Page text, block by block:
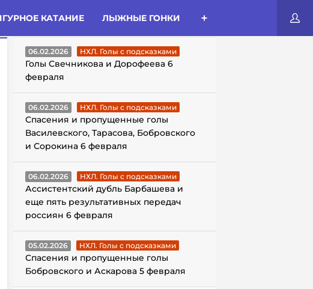
КАТАНИЕ ЛЫЖНЫЕ ГОНКИ
ГОЛЫ С ПОДСКАЗКАМИ
06.02.2026 НХЛ. Голы с подсказками
Голы Свечникова и Дорофеева 6
февраля
06.02.2026 НХЛ. Голы с подсказками
Спасения и пропущенные голы
Василевского, Тарасова, Бобровского
и Сорокина 6 февраля
06.02.2026 НХЛ. Голы с подсказками
Ассистентский дубль Барбашева и
еще пять результативных передач
россиян 6 февраля
05.02.2026 НХЛ. Голы с подсказками
Спасения и пропущенные голы
Бобровского и Аскарова 5 февраля